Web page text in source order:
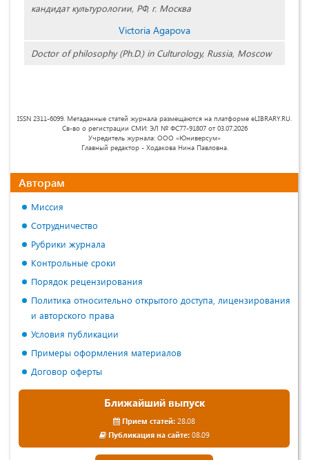
кандидат культурологии, РФ, г. Москва
Victoria Agapova
Doctor of philosophy (Ph.D.) in Culturology, Russia, Moscow
ISSN 2311-6099. Метаданные статей журнала размещаются на платформе eLIBRARY.RU.
Св-во о регистрации СМИ: ЭЛ № ФС77-91807 от 03.07.2026
Учредитель журнала: ООО «Юниверсум»
Главный редактор - Ходакова Нина Павловна.
Авторам
Миссия
Сотрудничество
Рубрики журнала
Контрольные сроки
Порядок рецензирования
Политика относительно открытого доступа, лицензирования
и авторского права
Условия публикации
Примеры оформления материалов
Договор оферты
Ближайший выпуск
Прием статей: 28.08
Публикация на сайте:08.09